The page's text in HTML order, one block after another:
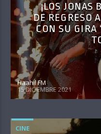
¡LOS JONAS
DE REGRESO
CON SU GIRA
Haahil FM
15 DICIEMBRE 2021
CINE